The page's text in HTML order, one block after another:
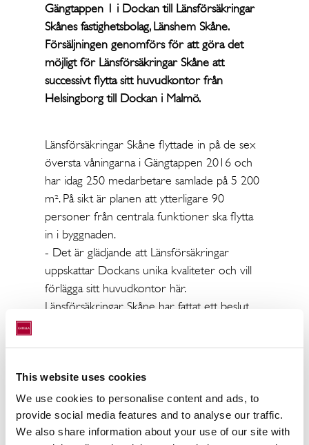
This website uses cookies
We use cookies to personalise content and ads, to
provide social media features and to analyse our traffic.
We also share information about your use of our site with
Gängtappen 1 i Dockan till Länsförsäkringar
Skånes fastighetsbolag, Länshem Skåne.
Försäljningen genomförs för att göra det
möjligt för Länsförsäkringar Skåne att
successivt flytta sitt huvudkontor från
Helsingborg till Dockan i Malmö.
Länsförsäkringar Skåne flyttade in på de sex
översta våningarna i Gängtappen 2016 och
har idag 250 medarbetare samlade på 5 200
m². På sikt är planen att ytterligare 90
personer från centrala funktioner ska flytta
in i byggnaden.
- Det är glädjande att Länsförsäkringar
uppskattar Dockans unika kvaliteter och vill
förlägga sitt huvudkontor här.
Länsförsäkringar Skåne har fattat ett beslut
en försäljning. Fastigheten är fullt utvecklad
och vi välkomnar Länsförsäkringar som en
långsiktig och engagerad fastighetsägare i
Dockan. För Wihlborgs del frigör